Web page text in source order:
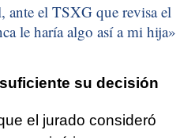
ante el TSXG que revisa el
le haría algo así a mi hija»
su decisión
el jurado consideró